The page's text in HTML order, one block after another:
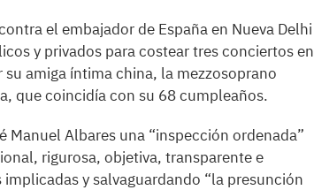
el embajador de España en Nueva Delhi
y privados para costear tres conciertos en
amiga íntima china, la mezzosoprano
que coincidía con su 68 cumpleaños.
Albares una “inspección ordenada”
rigurosa, objetiva, transparente e
y salvaguardando “la presunción